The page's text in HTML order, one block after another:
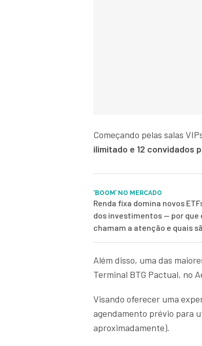
Começando pelas salas
ilimitado e 12 convidados
‘BOOM’ NO MERCADO
Renda fixa domina novos
dos investimentos — por que
chamam a atenção e quais
Além disso, uma das
Terminal BTG Pactual, no
Visando oferecer uma
agendamento prévio para
aproximadamente).